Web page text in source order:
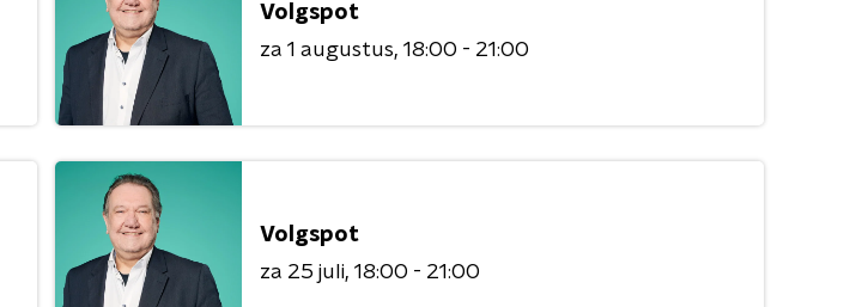
Volgspot
za 1 augustus 18:00 - 21:00
Volgspot
za 25 juli 18:00 - 21:00